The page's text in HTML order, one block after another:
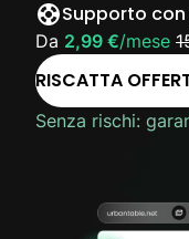
Supporto
Da 2,99 €/mese
RISCATTA
Senza rischi: